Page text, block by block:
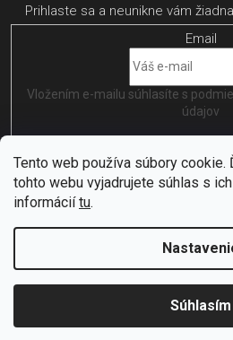
Tento web používa súbory cookie.
tohto webu vyjadrujete súhlas s
informáciítu.
Súhlasím
Email
Vložením e-mailu súhlasíte s
údajov
PRIHLÁSIŤ
nastavenie